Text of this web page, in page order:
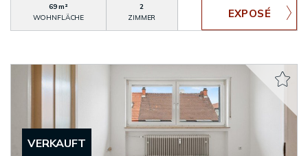
69 m²
WOHNFLÄCHE
2
ZIMMER
VERKAUFT